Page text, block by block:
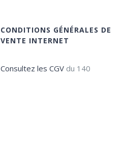
CONDITIONS GÉNÉRALES DE
VENTE INTERNET
Consultez les CGVdu 140